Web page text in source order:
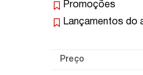
Promoções
Lançamentos do
Preço